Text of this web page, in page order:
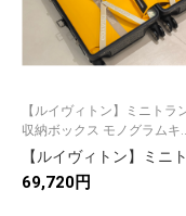
【ルイヴィトン】ミニトラ
収納ボックス モノグラムキ...
69,720円